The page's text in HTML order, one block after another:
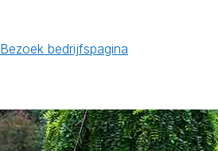
Bezoek bedrijfspagina